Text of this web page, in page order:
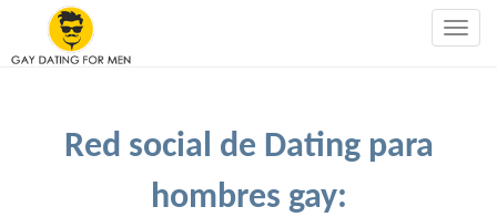
Red social de Dating para
hombres gay: